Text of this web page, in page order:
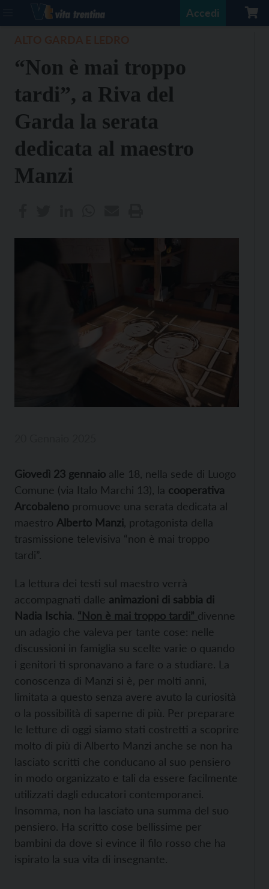
Accedi
“Non è mai troppo
tardi”, a Riva del
Garda la serata
dedicata al maestro
Manzi
Giovedì 23 gennaio alle 18, nella sede di Luogo
Comune (via Italo Marchi 13), la cooperativa
Arcobaleno promuove una serata dedicata al
maestro Alberto Manzi , protagonista della
trasmissione televisiva “non è mai troppo
tardi”.
La lettura dei testi sul maestro verrà
accompagnati dalle animazioni di sabbia di
Nadia Ischia. “Non è mai troppo tardi” divenne
un adagio che valeva per tante cose: nelle
discussioni in famiglia su scelte varie o quando
i genitori ti spronavano a fare o a studiare. La
conoscenza di Manzi si è, per molti anni,
limitata a questo senza avere avuto la curiosità
o la possibilità di saperne di più. Per preparare
le letture di oggi siamo stati costretti a scoprire
molto di più di Alberto Manzi anche se non ha
lasciato scritti che conducano al suo pensiero
in modo organizzato e tali da essere facilmente
utilizzati dagli educatori contemporanei.
Insomma, non ha lasciato una summa del suo
pensiero. Ha scritto cose bellissime per
bambini da dove si evince il filo rosso che ha
ispirato la sua vita di insegnante.